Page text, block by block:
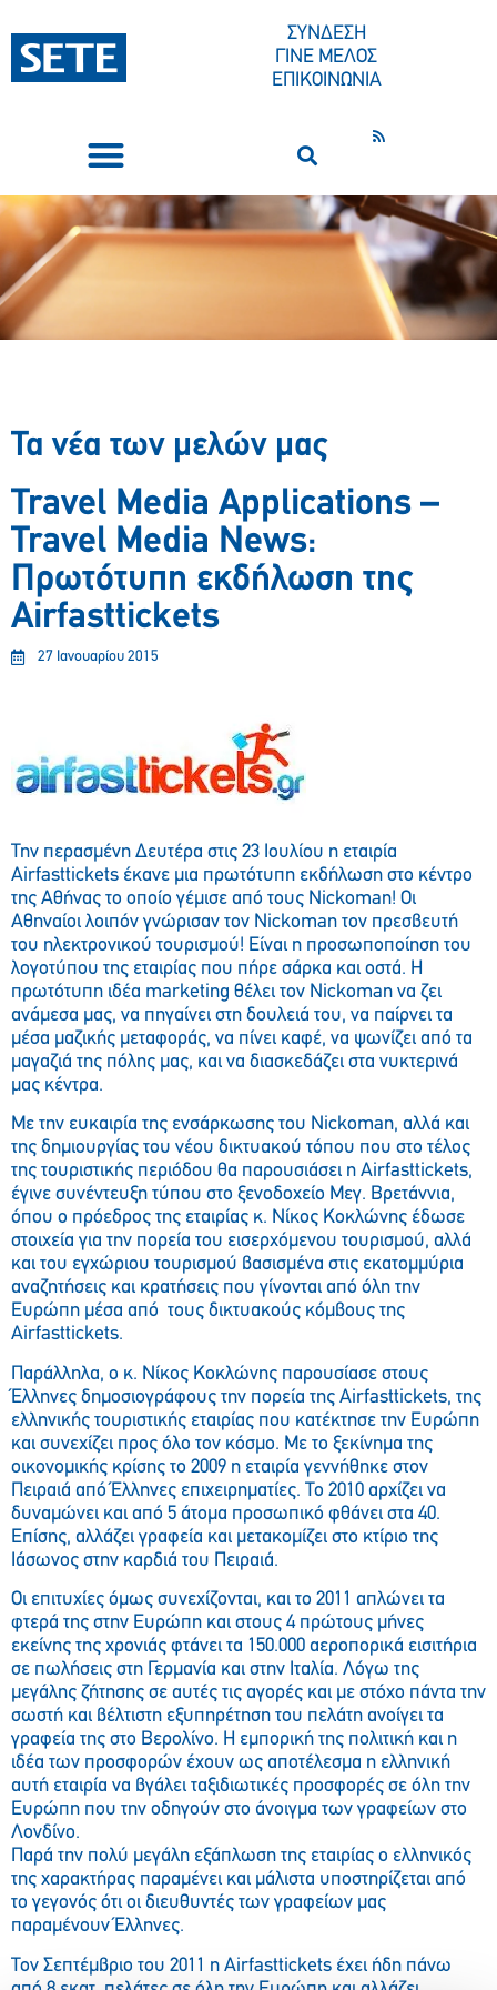
ΣΥΝΔΕΣΗ
ΓΙΝΕ ΜΕΛΟΣ
ΕΠΙΚΟΙΝΩΝΙΑ
Τα νέα των μελών μας
Travel Media Applications –
Travel Media News:
Πρωτότυπη εκδήλωση της
Airfasttickets
27 Ιανουαρίου 2015
Την περασμένη Δευτέρα στις 23 Ιουλίου η εταιρία
Airfasttickets έκανε μια πρωτότυπη εκδήλωση στο κέντρο
της Αθήνας το οποίο γέμισε από τους Nickoman! Οι
Αθηναίοι λοιπόν γνώρισαν τον Nickoman τον πρεσβευτή
του ηλεκτρονικού τουρισμού! Είναι η προσωποποίηση του
λογοτύπου της εταιρίας που πήρε σάρκα και οστά. Η
πρωτότυπη ιδέα marketing θέλει τον Nickoman να ζει
ανάμεσα μας, να πηγαίνει στη δουλειά του, να παίρνει τα
μέσα μαζικής μεταφοράς, να πίνει καφέ, να ψωνίζει από τα
μαγαζιά της πόλης μας, και να διασκεδάζει στα νυκτερινά
μας κέντρα.
Με την ευκαιρία της ενσάρκωσης του Nickoman, αλλά και
της δημιουργίας του νέου δικτυακού τόπου που στο τέλος
της τουριστικής περιόδου θα παρουσιάσει η Airfasttickets,
έγινε συνέντευξη τύπου στο ξενοδοχείο Μεγ. Βρετάννια,
όπου ο πρόεδρος της εταιρίας κ. Νίκος Κοκλώνης έδωσε
στοιχεία για την πορεία του εισερχόμενου τουρισμού, αλλά
και του εγχώριου τουρισμού βασισμένα στις εκατομμύρια
αναζητήσεις και κρατήσεις που γίνονται από όλη την
Ευρώπη μέσα από τους δικτυακούς κόμβους της
Airfasttickets.
Παράλληλα, ο κ. Νίκος Κοκλώνης παρουσίασε στους
Έλληνες δημοσιογράφους την πορεία της Airfasttickets, της
ελληνικής τουριστικής εταιρίας που κατέκτησε την Ευρώπη
και συνεχίζει προς όλο τον κόσμο. Με το ξεκίνημα της
οικονομικής κρίσης το 2009 η εταιρία γεννήθηκε στον
Πειραιά από Έλληνες επιχειρηματίες. Το 2010 αρχίζει να
δυναμώνει και από 5 άτομα προσωπικό φθάνει στα 40.
Επίσης, αλλάζει γραφεία και μετακομίζει στο κτίριο της
Ιάσωνος στην καρδιά του Πειραιά.
Οι επιτυχίες όμως συνεχίζονται, και το 2011 απλώνει τα
φτερά της στην Ευρώπη και στους 4 πρώτους μήνες
εκείνης της χρονιάς φτάνει τα 150.000 αεροπορικά εισιτήρια
σε πωλήσεις στη Γερμανία και στην Ιταλία. Λόγω της
μεγάλης ζήτησης σε αυτές τις αγορές και με στόχο πάντα την
σωστή και βέλτιστη εξυπηρέτηση του πελάτη ανοίγει τα
γραφεία της στο Βερολίνο. Η εμπορική της πολιτική και η
ιδέα των προσφορών έχουν ως αποτέλεσμα η ελληνική
αυτή εταιρία να βγάλει ταξιδιωτικές προσφορές σε όλη την
Ευρώπη που την οδηγούν στο άνοιγμα των γραφείων στο
Λονδίνο.
Παρά την πολύ μεγάλη εξάπλωση της εταιρίας ο ελληνικός
της χαρακτήρας παραμένει και μάλιστα υποστηρίζεται από
το γεγονός ότι οι διευθυντές των γραφείων μας
παραμένουν Έλληνες.
Τον Σεπτέμβριο του 2011 η Airfasttickets έχει ήδη πάνω